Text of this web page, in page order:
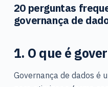
20 perguntas
governança de
1. O que é
Governança de dados é